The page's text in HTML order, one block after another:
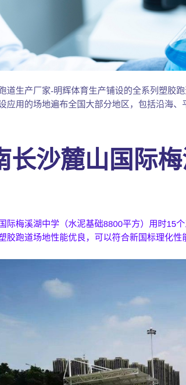
道生产厂家-明辉体育生产铺设的全系列塑胶
应用的场地遍布全国大部分地区，包括沿海、
长沙麓山国际
际梅溪湖中学（水泥基础8800平方）用时15
胶跑道场地性能优良，可以符合新国标理化性